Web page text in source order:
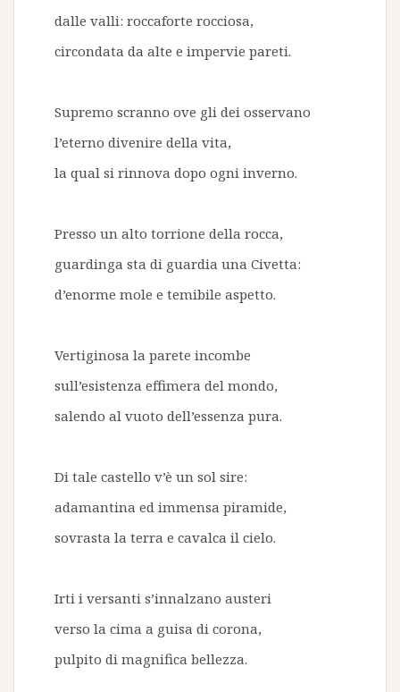
dalle valli: roccaforte rocciosa,
circondata da alte e impervie pareti.
Supremo scranno ove gli dei osservano
l’eterno divenire della vita,
la qual si rinnova dopo ogni inverno.
Presso un alto torrione della rocca,
guardinga sta di guardia una Civetta:
d’enorme mole e temibile aspetto.
Vertiginosa la parete incombe
sull’esistenza effimera del mondo,
salendo al vuoto dell’essenza pura.
Di tale castello v’è un sol sire:
adamantina ed immensa piramide,
sovrasta la terra e cavalca il cielo.
Irti i versanti s’innalzano austeri
verso la cima a guisa di corona,
pulpito di magnifica bellezza.